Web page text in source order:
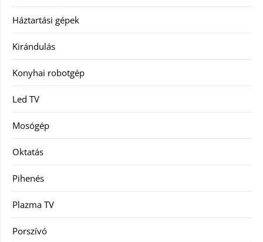
Háztartási gépek
Kirándulás
Konyhai robotgép
Led TV
Mosógép
Oktatás
Pihenés
Plazma TV
Porszívó